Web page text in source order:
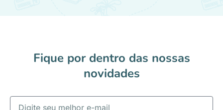
Fique por dentro das nossas
novidades